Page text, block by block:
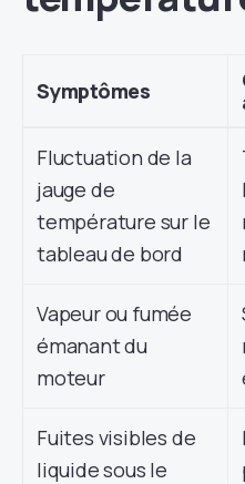
Symptômes
Fluctuation de la
jauge de
température sur le
tableau de bord
Vapeur ou fumée
émanant du
moteur
Fuites visibles de
liquide sous le